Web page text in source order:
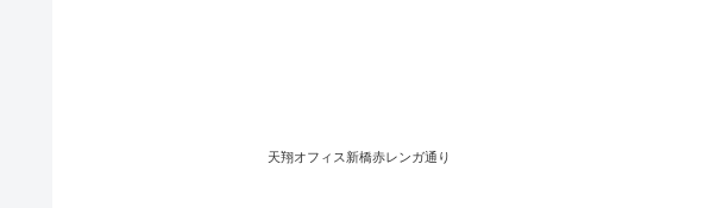
天翔オフィス新橋赤レンガ通り